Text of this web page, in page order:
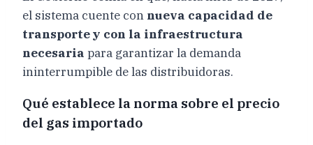
el sistema cuente con nueva capacidad de
transporte y con la infraestructura
necesaria para garantizar la demanda
ininterrumpible de las distribuidoras.
Qué establece la norma sobre el precio
del gas importado